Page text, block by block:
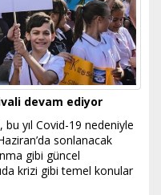
devam ediyor
bu yıl Covid-19 nedeniyle
sonlanacak
gibi güncel
krizi gibi temel konular